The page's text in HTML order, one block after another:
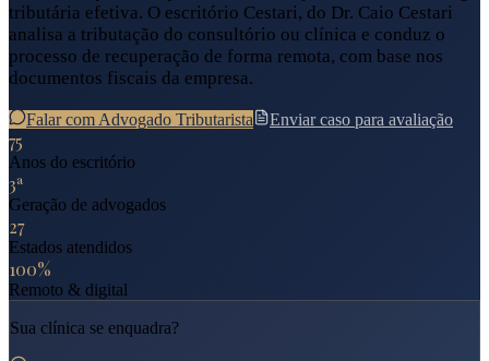
tributária efetiva. O escritório Cestari, do Dr. Caio Cestari
analisa a tributação do consultório ou clínica e conduz o
processo de recuperação de forma remota, com base nos
documentos fiscais da empresa.
Falar com Advogado Tributarista Enviar caso para avaliação
75
Anos do escritório
3ª
Geração de advogados
27
Estados atendidos
100%
Remoto & digital
Sua clínica se enquadra?